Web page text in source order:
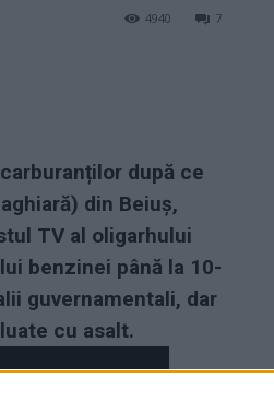
7
4940
după ce
din Beiuș,
TV al oligarhului
benzinei până la 10-
guvernamentali, dar
cu asalt.